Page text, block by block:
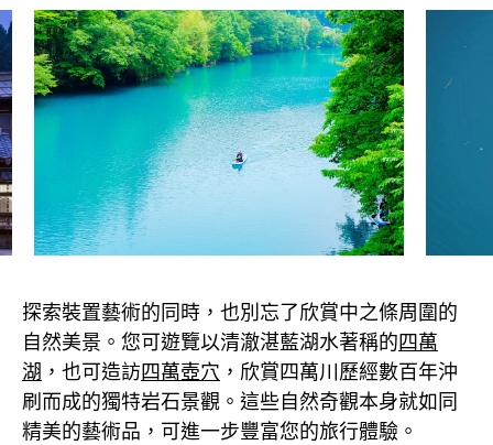
探索裝置藝術的同時，也別忘了欣賞中之條周圍的
自然美景。您可遊覽以清澈湛藍湖水著稱的四萬
湖 ，也可造訪四萬壺穴 ，欣賞四萬川歷經數百年沖
刷而成的獨特岩石景觀。這些自然奇觀本身就如同
精美的藝術品，可進一步豐富您的旅行體驗。